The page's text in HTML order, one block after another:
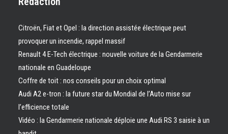
Citroën, Fiat et Opel : la direction assistée électrique peut
provoquer un incendie, rappel massif
Renault 4 E-Tech électrique : nouvelle voiture de la Gendarmerie
nationale en Guadeloupe
Coffre de toit : nos conseils pour un choix optimal
Audi A2 e-tron : la future star du Mondial de l’Auto mise sur
l’efficience totale
Vidéo : la Gendarmerie nationale déploie une Audi RS 3 saisie à un